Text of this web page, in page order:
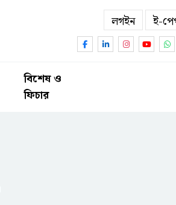
লগইন ই-
বিশেষ ও
ফিচার